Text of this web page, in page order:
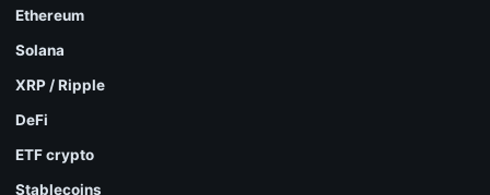
Ethereum
Solana
XRP / Ripple
DeFi
ETF crypto
Stablecoins